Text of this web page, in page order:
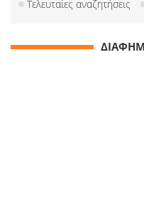
Τελευταίες αναζητήσεις